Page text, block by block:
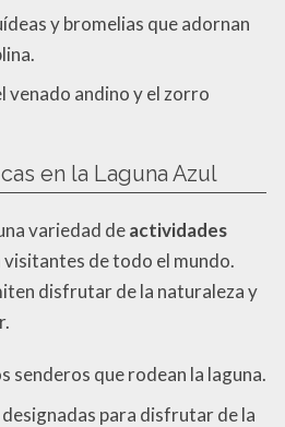
y bromelias que adornan
venado andino y el zorro
en la Laguna Azul
variedad deactividades
visitantes de todo el mundo.
disfrutar de la naturaleza y
senderos que rodean la laguna.
designadas para disfrutar de la